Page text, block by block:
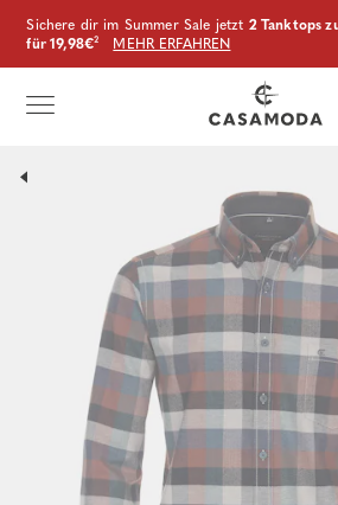
Sichere dir im Summer Sale jetzt 2 Tanktops
für 19,98€² MEHR ERFAHREN